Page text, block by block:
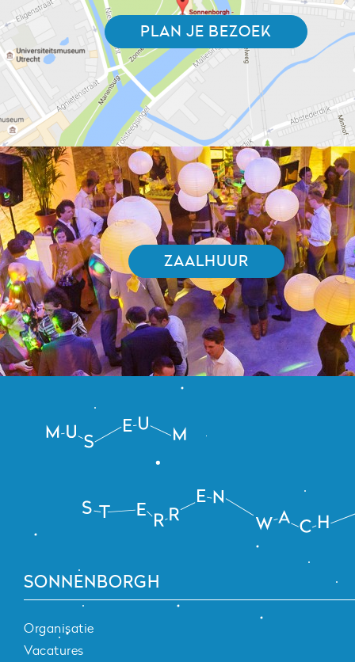
PLAN JE BEZOEK
ZAALHUUR
SONNENBORGH
Organisatie
Vacatures